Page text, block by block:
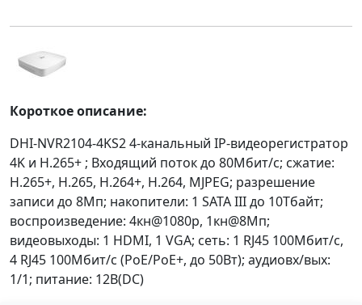
Короткое описание:
DHI-NVR2104-4KS2 4-канальный IP-видеорегистратор
4K и H.265+ ; Входящий поток до 80Мбит/с; сжатие:
H.265+, H.265, H.264+, H.264, MJPEG; разрешение
записи до 8Мп; накопители: 1 SATA III до 10Тбайт;
воспроизведение: 4кн@1080p, 1кн@8Мп;
видеовыходы: 1 HDMI, 1 VGA; cеть: 1 RJ45 100Мбит/с,
4 RJ45 100Мбит/с (PoE/PoE+, до 50Вт); aудиовх/вых:
1/1; питание: 12В(DC)